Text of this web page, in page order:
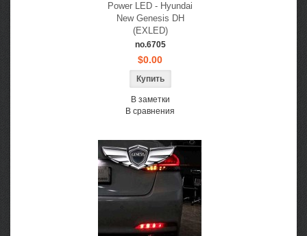
Power LED - Hyundai
New Genesis DH
(EXLED)
no.6705
$0.00
В заметки
В сравнения